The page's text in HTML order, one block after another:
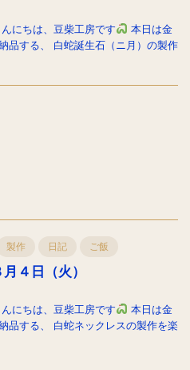
にちは、豆柴工房です
本日は金
品する、 白蛇誕生石（ニ月）の製作
製作 日記 ご飯
４日（火）
にちは、豆柴工房です
本日は金
品する、 白蛇ネックレスの製作を楽